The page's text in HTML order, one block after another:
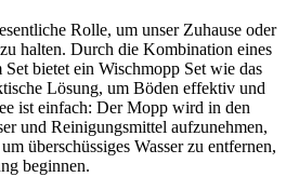
Rolle, um unser Zuhause oder
halten. Durch die Kombination eines
bietet ein Wischmopp Set wie das
Lösung, um Böden effektiv und
ist einfach: Der Mopp wird in den
und Reinigungsmittel aufzunehmen,
überschüssiges Wasser zu entfernen,
beginnen.